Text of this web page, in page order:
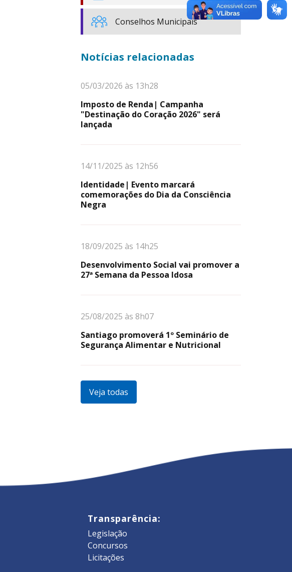
Conselhos Municipais
Notícias relacionadas
05/03/2026 às 13h28
Imposto de Renda| Campanha
"Destinação do Coração 2026" será
lançada
14/11/2025 às 12h56
Identidade| Evento marcará
comemorações do Dia da Consciência
Negra
18/09/2025 às 14h25
Desenvolvimento Social vai promover a
27ª Semana da Pessoa Idosa
25/08/2025 às 8h07
Santiago promoverá 1º Seminário de
Segurança Alimentar e Nutricional
Veja todas
Transparência:
Legislação
Concursos
Licitações